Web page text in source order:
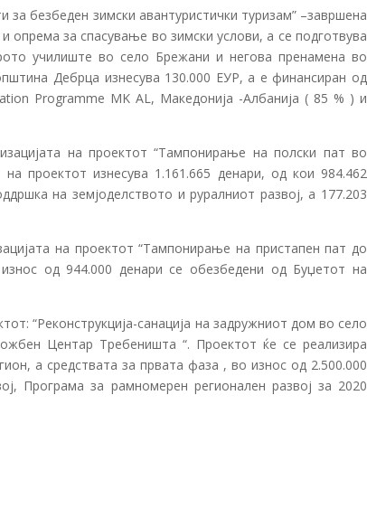
безбеден зимски авантуристички туризам” –завршена
опрема за спасување во зимски услови, а се подготвува
училиште во село Брежани и негова пренамена во
Дебрца изнесува 130.000 ЕУР, а е финансиран од
Programme MK AL, Македонија -Албанија ( 85 % ) и
на проектот “Тампонирање на полски пат во
проектот изнесува 1.161.665 денари, од кои 984.462
на земјоделството и руралниот развој, а 177.203
на проектот “Тампонирање на пристапен пат до
од 944.000 денари се обезбедени од Буџетот на
“Реконструкција-санација на задружниот дом во село
Центар Требеништа “. Проектот ќе се реализира
а средствата за првата фаза , во износ од 2.500.000
Програма за рамномерен регионален развој за 2020